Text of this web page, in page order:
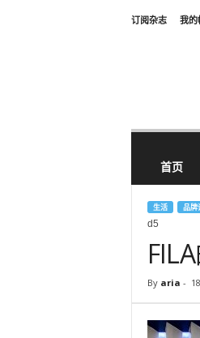
订阅杂志 我的
首页
生活 品牌
d5
By aria -